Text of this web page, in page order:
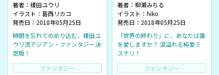
著者： 榎田ユウリ
イラスト： 葛西リカコ
発売日：2018年05月25日
時間を忘れてのめり込む、榎田ユ
ウリ流アジアン・ファンタジー決
定版！
ファンタジー
著者： 柳瀬みちる
イラスト： hiko
発売日：2018年05月25日
「世界の終わり」に、あなたは誰
を愛しますか？ 涙溢れる純愛ミ
ステリ！
ファンタジー